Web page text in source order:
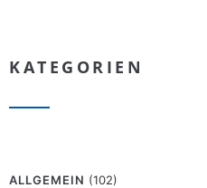
KATEGORIEN
ALLGEMEIN (102)